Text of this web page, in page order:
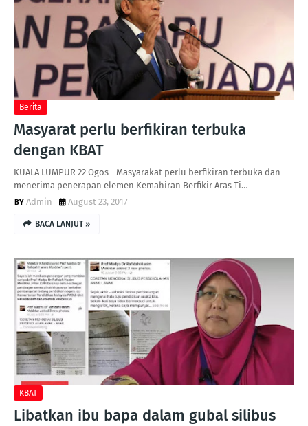
Berita
Masyarat perlu berfikiran terbuka
dengan KBAT
KUALA LUMPUR 22 Ogos - Masyarakat perlu berfikiran terbuka dan
me­nerima penerapan elemen Kemahiran Berfikir Aras Ti…
Admin
August 23, 2017
BACA LANJUT »
KBAT
Libatkan ibu bapa dalam gubal silibus